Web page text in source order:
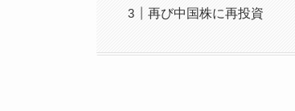
再び中国株に再投資